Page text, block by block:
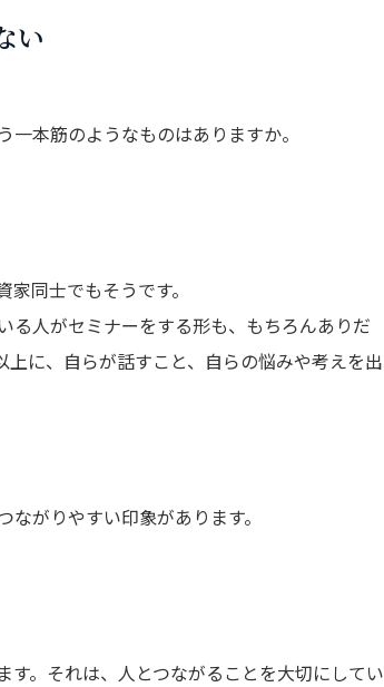
い
本筋のようなものはありますか。
同士でもそうです。
る人がセミナーをする形も、もちろんありだ
に、自らが話すこと、自らの悩みや考えを出
がりやすい印象があります。
。それは、人とつながることを大切にしてい